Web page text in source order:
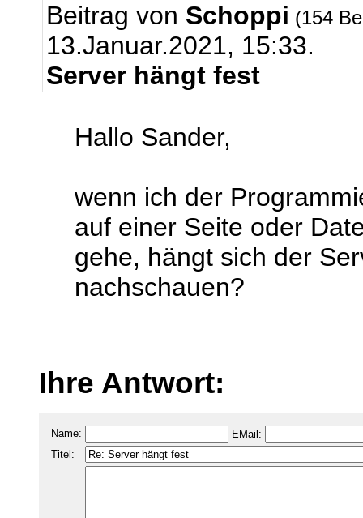
Beitrag von Schoppi (154
13.Januar.2021, 15:33.
Server hängt fest
Hallo Sander,
wenn ich der
auf einer Seite oder
gehe, hängt sich der
nachschauen?
Ihre Antwort:
Name:
EMail:
Titel: